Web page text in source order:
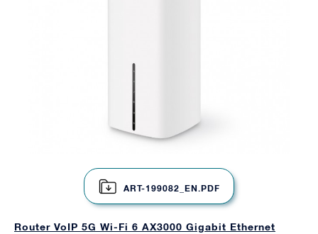
ART-199082_EN.PDF
Router VoIP 5G Wi-Fi 6 AX3000 Gigabit Ethernet